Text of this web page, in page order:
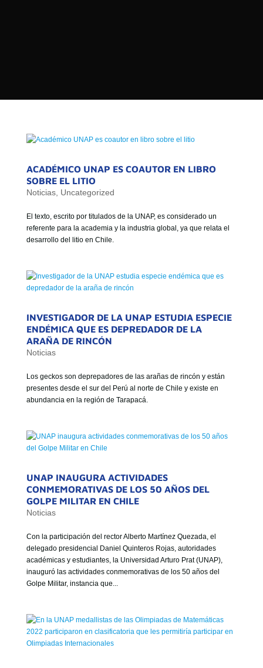
ESTADO DE CHILE
GOBIERNO CORPORATIVO
NUESTRO EQUIPO
ACADÉMICO UNAP ES COAUTOR EN LIBRO
SOBRE EL LITIO
Noticias, Uncategorized
El texto, escrito por titulados de la UNAP, es considerado un
referente para la academia y la industria global, ya que relata el
desarrollo del litio en Chile.
INVESTIGADOR DE LA UNAP ESTUDIA ESPECIE
ENDÉMICA QUE ES DEPREDADOR DE LA
ARAÑA DE RINCÓN
Noticias
Los geckos son deprepadores de las arañas de rincón y están
presentes desde el sur del Perú al norte de Chile y existe en
abundancia en la región de Tarapacá.
UNAP INAUGURA ACTIVIDADES
CONMEMORATIVAS DE LOS 50 AÑOS DEL
GOLPE MILITAR EN CHILE
Noticias
Con la participación del rector Alberto Martínez Quezada, el
delegado presidencial Daniel Quinteros Rojas, autoridades
académicas y estudiantes, la Universidad Arturo Prat (UNAP),
inauguró las actividades conmemorativas de los 50 años del
Golpe Militar, instancia que...